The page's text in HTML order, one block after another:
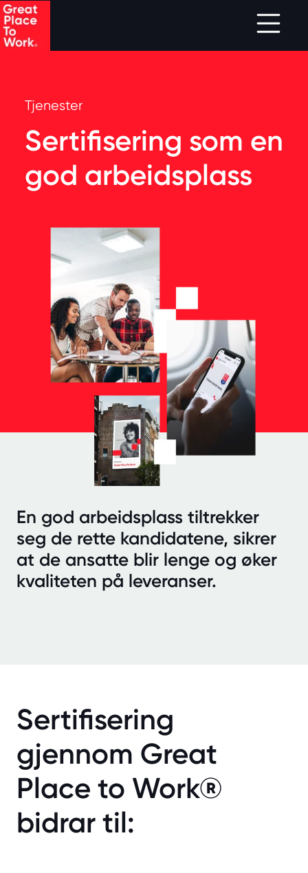
Skip to main content
Tjenester
Sertifisering som en
god arbeidsplass
En god arbeidsplass tiltrekker
seg de rette kandidatene, sikrer
at de ansatte blir lenge og øker
kvaliteten på leveranser.
Sertifisering
gjennom Great
Place to Work®
bidrar til: